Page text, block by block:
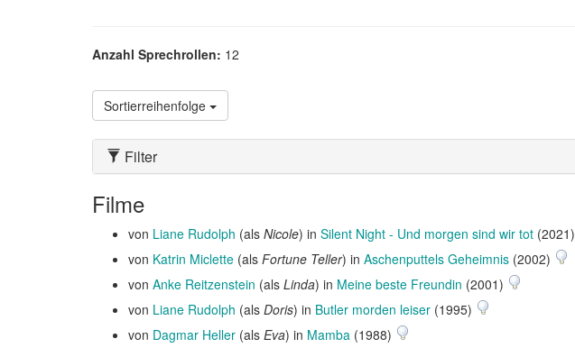
Anzahl Sprechrollen: 12
Sortierreihenfolge
Filter
Filme
von Liane Rudolph (als Nicole) in Silent Night - Und morgen sind wir tot (2021)
von Katrin Miclette (als Fortune Teller) in Aschenputtels Geheimnis (2002)
von Anke Reitzenstein (als Linda) in Meine beste Freundin (2001)
von Liane Rudolph (als Doris) in Butler morden leiser (1995)
von Dagmar Heller (als Eva) in Mamba (1988)